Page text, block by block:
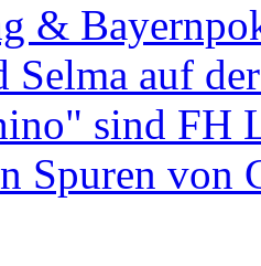
&
Selma auf
sind FH
Spuren von